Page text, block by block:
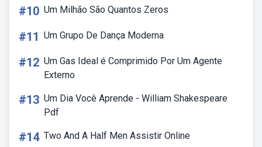
#10 Um Milhão São Quantos Zeros
#11 Um Grupo De Dança Moderna
#12 Um Gas Ideal é Comprimido Por Um Agente
Externo
#13 Um Dia Você Aprende - William Shakespeare
Pdf
#14 Two And A Half Men Assistir Online